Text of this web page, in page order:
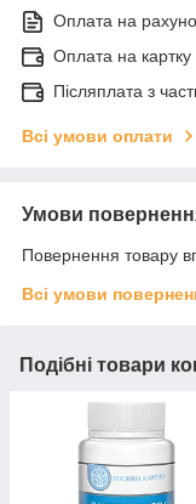
Оплата на
Оплата на картку
Післяплата з
Всі умови оплати
Умови
Повернення товару
Всі умови
Подібні товари